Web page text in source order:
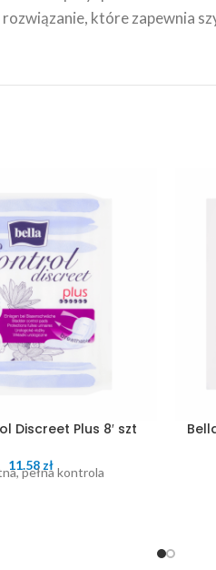
rozwiązanie, które zapewnia
Discreet Plus 8′ szt
11.58 zł
pełna kontrola